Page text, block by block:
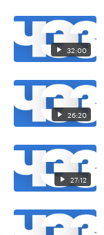
32:00
26:20
27:12